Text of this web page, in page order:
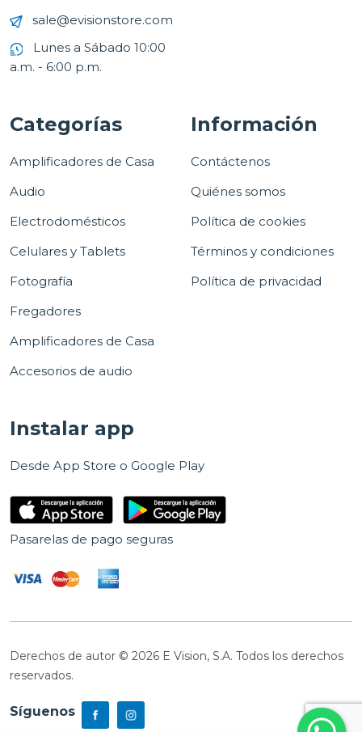
sale@evisionstore.com
Lunes a Sábado 10:00
a.m. - 6:00 p.m.
Categorías
Amplificadores de Casa
Audio
Electrodomésticos
Celulares y Tablets
Fotografía
Fregadores
Amplificadores de Casa
Accesorios de audio
Información
Contáctenos
Quiénes somos
Política de cookies
Términos y condiciones
Política de privacidad
Instalar app
Desde App Store o Google Play
Pasarelas de pago seguras
Derechos de autor © 2026 E Vision, S.A. Todos los derechos
reservados.
Síguenos